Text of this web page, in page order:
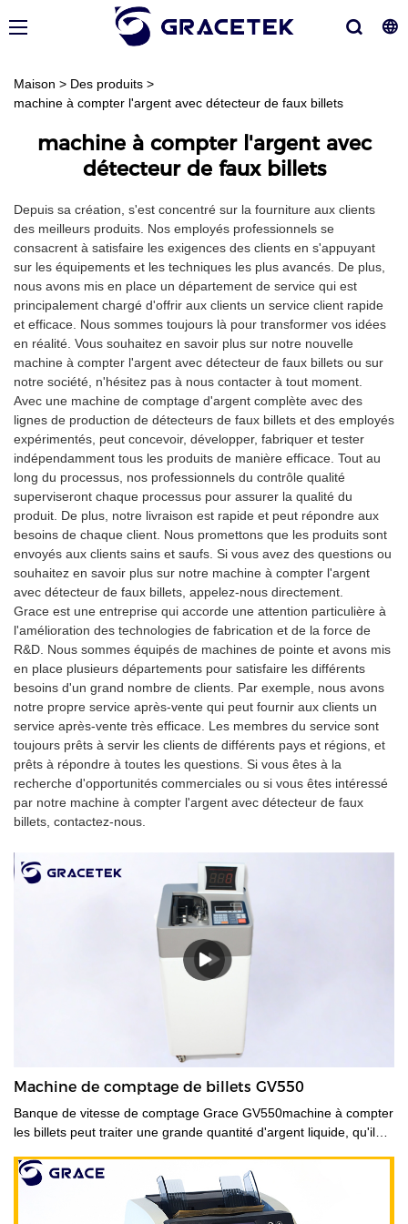
Maison > Des produits >
machine à compter l'argent avec détecteur de faux billets
machine à compter l'argent avec
détecteur de faux billets
Depuis sa création, s'est concentré sur la fourniture aux clients
des meilleurs produits. Nos employés professionnels se
consacrent à satisfaire les exigences des clients en s'appuyant
sur les équipements et les techniques les plus avancés. De plus,
nous avons mis en place un département de service qui est
principalement chargé d'offrir aux clients un service client rapide
et efficace. Nous sommes toujours là pour transformer vos idées
en réalité. Vous souhaitez en savoir plus sur notre nouvelle
machine à compter l'argent avec détecteur de faux billets ou sur
notre société, n'hésitez pas à nous contacter à tout moment.
Avec une machine de comptage d'argent complète avec des
lignes de production de détecteurs de faux billets et des employés
expérimentés, peut concevoir, développer, fabriquer et tester
indépendamment tous les produits de manière efficace. Tout au
long du processus, nos professionnels du contrôle qualité
superviseront chaque processus pour assurer la qualité du
produit. De plus, notre livraison est rapide et peut répondre aux
besoins de chaque client. Nous promettons que les produits sont
envoyés aux clients sains et saufs. Si vous avez des questions ou
souhaitez en savoir plus sur notre machine à compter l'argent
avec détecteur de faux billets, appelez-nous directement.
Grace est une entreprise qui accorde une attention particulière à
l'amélioration des technologies de fabrication et de la force de
R&D. Nous sommes équipés de machines de pointe et avons mis
en place plusieurs départements pour satisfaire les différents
besoins d'un grand nombre de clients. Par exemple, nous avons
notre propre service après-vente qui peut fournir aux clients un
service après-vente très efficace. Les membres du service sont
toujours prêts à servir les clients de différents pays et régions, et
prêts à répondre à toutes les questions. Si vous êtes à la
recherche d'opportunités commerciales ou si vous êtes intéressé
par notre machine à compter l'argent avec détecteur de faux
billets, contactez-nous.
Machine de comptage de billets GV550
Banque de vitesse de comptage Grace GV550machine à compter
les billets peut traiter une grande quantité d'argent liquide, qu'il
d'une monnaie tachée. Ces caisses enregistreuses de grande
capacité permettent de gagner du temps pour des tâches telles
que le comptage de billets cerclés ou en liasse. Ils peuvent